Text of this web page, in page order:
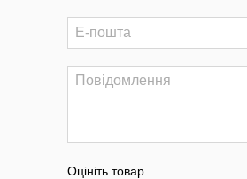
Оцініть товар